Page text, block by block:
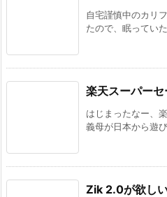
自宅謹慎中のカリ
たので、眠ってい
楽天スーパー
はじまったなー、
義母が日本から遊
Zik 2.0が欲し